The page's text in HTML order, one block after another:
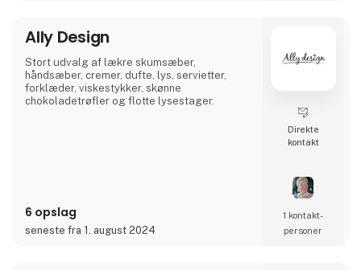
samarbejde med Christiane Schaumburg-
Ally Design
Stort udvalg af lækre skumsæber,
håndsæber, cremer, dufte, lys, servietter,
forklæder, viskestykker, skønne
chokoladetrøfler og flotte lysestager.
6 opslag
seneste fra 1. august 2024
Direkte
kontakt
1 kontakt­
personer